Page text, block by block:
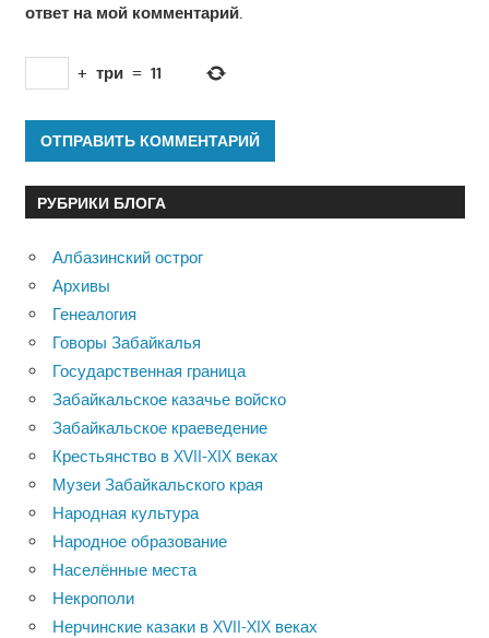
ответ на мой комментарий.
+ три = 11
РУБРИКИ БЛОГА
Албазинский острог
Архивы
Генеалогия
Говоры Забайкалья
Государственная граница
Забайкальское казачье войско
Забайкальское краеведение
Крестьянство в XVII-XIX веках
Музеи Забайкальского края
Народная культура
Народное образование
Населённые места
Некрополи
Нерчинские казаки в XVII-XIX веках